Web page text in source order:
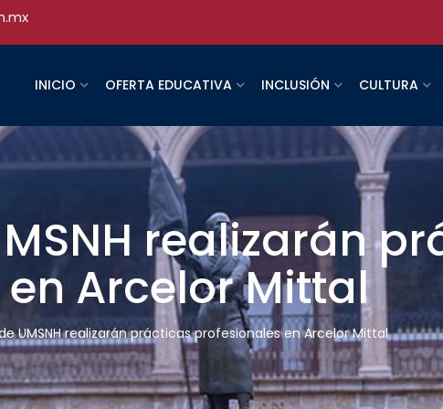
INICIO OFERTA EDUCATIVA INCLUSIÓN CULTURA
realizarán
Arcelor Mittal
UMSNH realizarán prácticas profesionales en Arcelor Mittal